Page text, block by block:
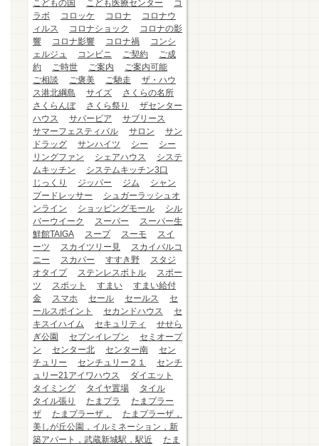
こどもの国
こども医療センター
コ
ラボ
コロッケ コロナ
コロナウ
ィルス
コロナショック
コロナの影
響
コロナ影響 コロナ禍
コンシ
ェルジュ
コンビニ ご契約
ご成
約
ご時世 ご案内
ご案内可能
ご相談
ご褒美 ご馳走
ザ・ハウ
ス港北綱島
サイズ
さくらの名所
さくらんぼ
さくら祭り
ザセンター
ハウス
サバービア
サブリース
サマーフェスティバル
サロン
サン
ドラッグ
サンハイツ シー
シー
リングファン
シェアハウス
システ
ムキッチン
システムキッチン3口
じっくり
ジッパー ジム
シャン
プードレッサー
シュガーラッシュオ
ンライン
ショッピングモール
シル
バーウイーク
スーパー
スーパー生
鮮館TAIGA
スープ スーモ
スイ
ーツ
スカイツリー見
スカイバルコ
ニー
スカパー すすき野
スタジ
オタイプ
ステンレスボトル
スポー
ツ
スポット すまい
すまい給付
金
スマホ セール セールス
セ
ールスポイント
セカンドハウス
セ
キスイハイム
セキュリティ
せせら
ぎ公園
セブンイレブン
セミオープ
ン
センター北 センター南
セン
チュリー
センチュリー２１
センチ
ュリー21アイワハウス
ダイエット
タイミング
タイヤ置場
タイル
タイル張り
たまプラ
たまプラー
ザ
たまプラーザ，
たまプラーザ，
美しが丘公園，イルミネーション，新
築アパート，武蔵新城駅，駅近
たま